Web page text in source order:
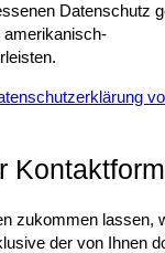
Datenschutz
amerikanisch-
zukommen lassen,
der von Ihnen